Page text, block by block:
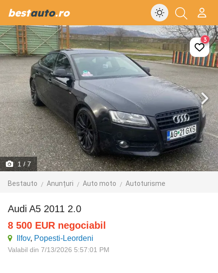
bestauto.ro
1 / 7
Bestauto Anunțuri Auto moto Autoturisme
3
Audi A5 2011 2.0
8 500 EUR negociabil
Ilfov, Popesti-Leordeni
Valabil din 7/13/2026 5:57:01 PM